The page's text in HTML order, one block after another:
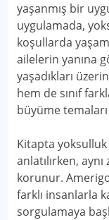
yaşanmış bir
uygulamada,
koşullarda
ailelerin yanına
yaşadıkları
hem de sınıf
büyüme
Kitapta
anlatılırken,
korunur.
farklı insanlarla
sorgulamaya